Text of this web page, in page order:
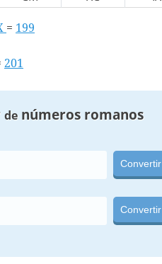
= 199
201
denúmeros romanos
Convertir
Convertir